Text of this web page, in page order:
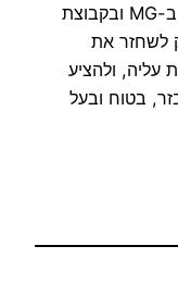
לחבילה אטרקטיבית במיוחד. נראה כי ב-MG ובקבוצת
לשחזר את
עליה, ולהציע
בטוח ובעל